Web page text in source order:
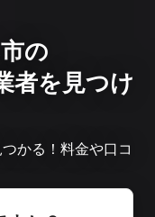
の
者を見つけ
かる！料金や口コ